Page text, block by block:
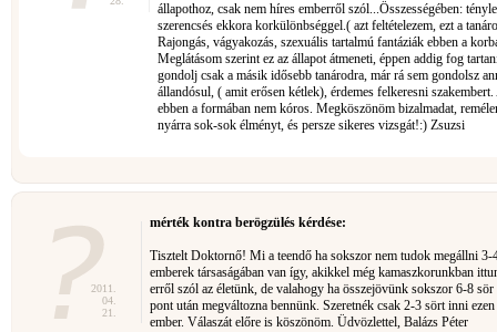
állapothoz, csak nem híres emberről szól...Összességében:
szerencsés ekkora korkülönbséggel.( azt feltételezem, ezt a
Rajongás, vágyakozás, szexuális tartalmú fantáziák ebben a
Meglátásom szerint ez az állapot átmeneti, éppen addig fog
gondolj csak a másik idősebb tanárodra, már rá sem gondolsz
állandósul, ( amit erősen kétlek), érdemes felkeresni
ebben a formában nem kóros. Megköszönöm bizalmadat,
nyárra sok-sok élményt, és persze sikeres vizsgát!:) Zsuzsi
2011.
04.
21.
mérték kontra berögzülés kérdése:
Tisztelt Doktornő! Mi a teendő ha sokszor nem tudok megállni 3-
emberek társaságában van így, akikkel még kamaszkorunkban
erről szól az életünk, de valahogy ha összejövünk sokszor 6-8
pont után megváltozna bennünk. Szeretnék csak 2-3 sört inni
ember. Válaszát előre is köszönöm. Üdvözlettel, Balázs Péter